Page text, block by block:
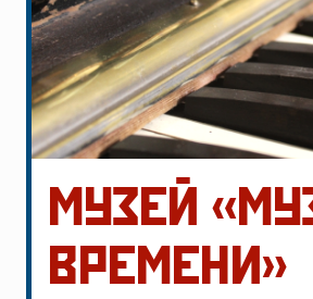
МУЗЕЙ
ВРЕМЕНИ»